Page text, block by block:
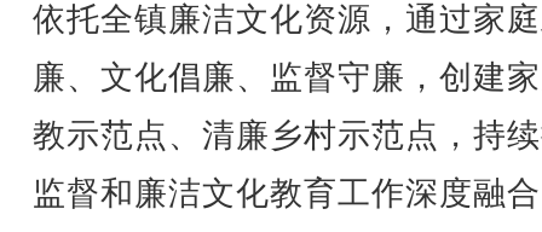
依托全镇廉洁文化资源，通过家
廉、文化倡廉、监督守廉，创建
教示范点、清廉乡村示范点，持
监督和廉洁文化教育工作深度融